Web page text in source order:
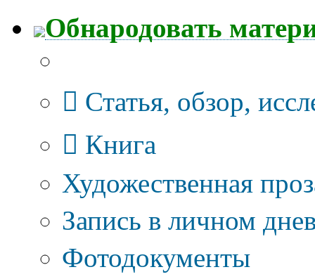
Обнародовать
Статья, обзор,
Книга
Художественная
Запись в личном
Фотодокументы